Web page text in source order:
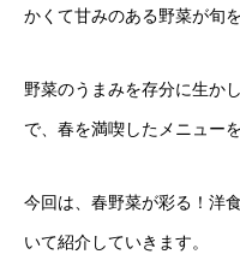
かくて甘みのある野菜が旬
野菜のうまみを存分に生か
で、春を満喫したメニュー
今回は、春野菜が彩る！洋
いて紹介していきます。